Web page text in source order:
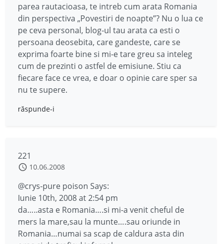
parea rautacioasa, te intreb cum arata Romania
din perspectiva „Povestiri de noapte”? Nu o lua ce
pe ceva personal, blog-ul tau arata ca esti o
persoana deosebita, care gandeste, care se
exprima foarte bine si mi-e tare greu sa inteleg
cum de prezinti o astfel de emisiune. Stiu ca
fiecare face ce vrea, e doar o opinie care sper sa
nu te supere.
răspunde-i
221
10.06.2008
@crys-pure poison Says:
Iunie 10th, 2008 at 2:54 pm
da…..asta e Romania….si mi-a venit cheful de
mers la mare,sau la munte….sau oriunde in
Romania…numai sa scap de caldura asta din